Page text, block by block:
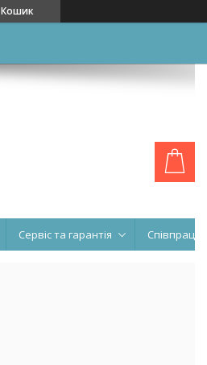
Кошик
Сервіс та гарантія Співпраця